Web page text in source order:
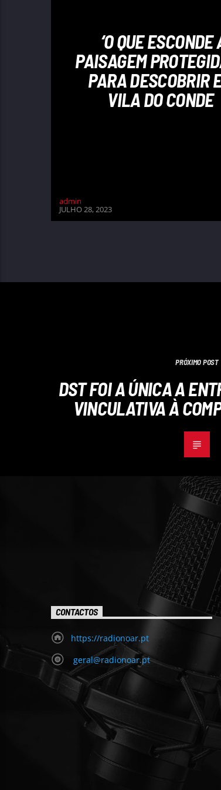
‘O QUE ESCONDE
PAISAGEM
PARA DESCOBRIR
VILA DO CONDE
admin
JULHO 28, 2023
PRÓXIMO POST
DST FOI A ÚNICA A
VINCULATIVA À
CONTACTOS
https://radionoar.pt
geral@radionoar.pt